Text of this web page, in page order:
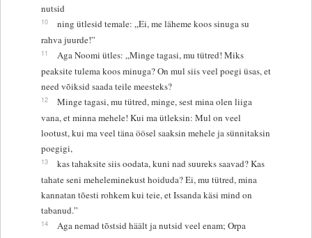
nutsid
10
ning ütlesid temale: „Ei, me läheme koos sinuga su
rahva juurde!”
11
Aga Noomi ütles: „Minge tagasi, mu tütred! Miks
peaksite tulema koos minuga? On mul siis veel poegi üsas, et
need võiksid saada teile meesteks?
12
Minge tagasi, mu tütred, minge, sest mina olen liiga
vana, et minna mehele! Kui ma ütleksin: Mul on veel
lootust, kui ma veel täna öösel saaksin mehele ja sünnitaksin
poegigi,
13
kas tahaksite siis oodata, kuni nad suureks saavad? Kas
tahate seni meheleminekust hoiduda? Ei, mu tütred, mina
kannatan tõesti rohkem kui teie, et Issanda käsi mind on
tabanud.”
14
Aga nemad tõstsid häält ja nutsid veel enam; Orpa